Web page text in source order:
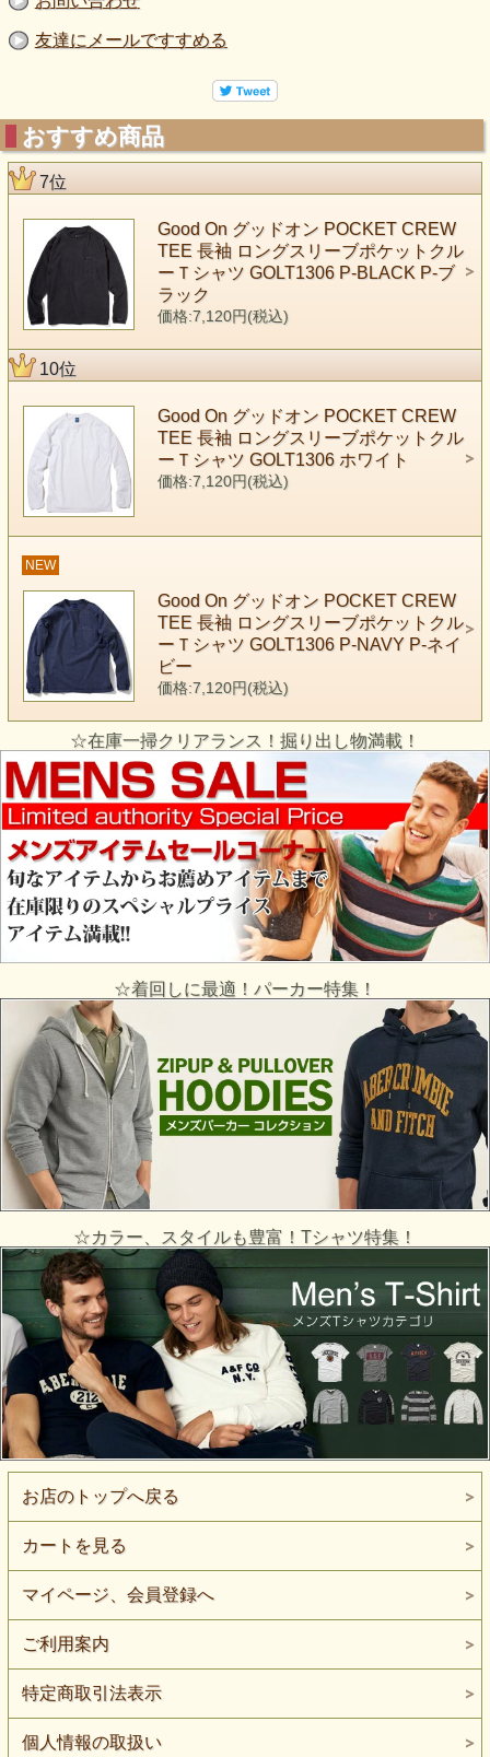
友達にメールですすめる
おすすめ商品
7位
Good On グッドオン POCKET CREW
TEE 長袖 ロングスリーブポケットクル
ーＴシャツ GOLT1306 P-BLACK P-ブ
ラック
価格:7,120円(税込)
10位
Good On グッドオン POCKET CREW
TEE 長袖 ロングスリーブポケットクル
ーＴシャツ GOLT1306 ホワイト
価格:7,120円(税込)
NEW
Good On グッドオン POCKET CREW
TEE 長袖 ロングスリーブポケットクル
ーＴシャツ GOLT1306 P-NAVY P-ネイ
ビー
価格:7,120円(税込)
☆在庫一掃クリアランス！掘り出し物満載！
☆着回しに最適！パーカー特集！
☆カラー、スタイルも豊富！Tシャツ特集！
お店のトップへ戻る
カートを見る
マイページ、会員登録へ
ご利用案内
特定商取引法表示
個人情報の取扱い